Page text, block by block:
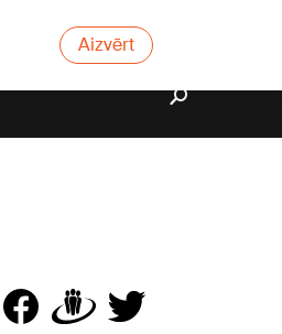
Aizvērt